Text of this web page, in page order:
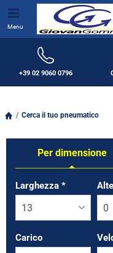
Menu
+39 02 9060 0796
Cerca il tuo pneumatico
Per dimensione
Tab updated: Per
Larghezza *
Carico